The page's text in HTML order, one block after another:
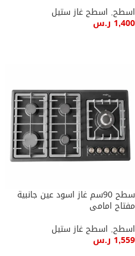
اسطح, اسطح غاز ستيل
1,400 ر.س
سطح 90سم غاز اسود عين جانبية
مفتاح امامى
اسطح, اسطح غاز ستيل
1,559 ر.س